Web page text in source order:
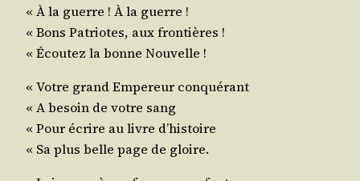
« À la guerre ! À la guerre !
« Bons Patriotes, aux frontières !
« Écou­tez la bonne Nouvelle !
« Votre grand Empe­reur conquérant
« A besoin de votre sang
« Pour écrire au livre d’histoire
« Sa plus belle page de gloire.